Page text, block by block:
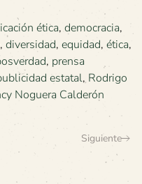
ética, democracia,
, diversidad, equidad, ética,
, prensa
estatal,Rodrigo
Noguera Calderón
Siguiente